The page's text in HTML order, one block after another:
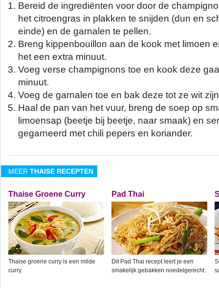
Bereid de ingrediënten voor door de
het citroengras in plakken te snijden (dun en
einde) en de garnalen te pellen.
Breng kippenbouillon aan de kook met limoen
het een extra minuut.
Voeg verse champignons toe en kook deze
minuut.
Voeg de garnalen toe en bak deze tot ze wit
Haal de pan van het vuur, breng de soep op
limoensap (beetje bij beetje, naar smaak) en
gegarneerd met chili pepers en koriander.
MEER THAISE RECEPTEN
Thaise Groene Curry
Thaise groene curry is een milde
curry.
Pad Thai
Dit Pad Thai recept leert je een
smakelijk gebakken noedelgerecht.